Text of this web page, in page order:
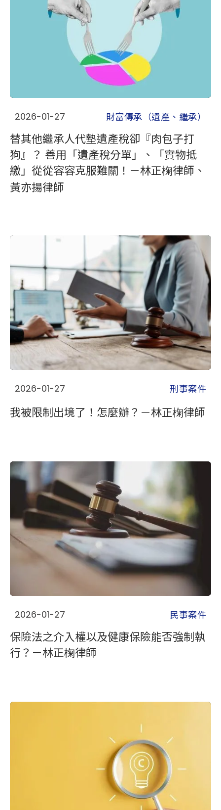
2026-01-27 財富傳承（遺產、繼承）
替其他繼承人代墊遺產稅卻『肉包子打
狗』？ 善用「遺產稅分單」、「實物抵
繳」從從容容克服難關！－林正椈律師、
黃亦揚律師
2026-01-27 刑事案件
我被限制出境了！怎麼辦？－林正椈律師
2026-01-27 民事案件
保險法之介入權以及健康保險能否強制執
行？－林正椈律師